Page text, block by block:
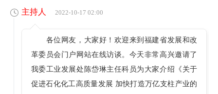
主持人 2022-10-17 02:00
各位网友，大家好！欢迎来到福建省发展和改
革委员会门户网站在线访谈。今天非常高兴邀请了
我委工业发展处陈岱琳主任科员为大家介绍《关于
促进石化化工高质量发展 加快打造万亿支柱产业的